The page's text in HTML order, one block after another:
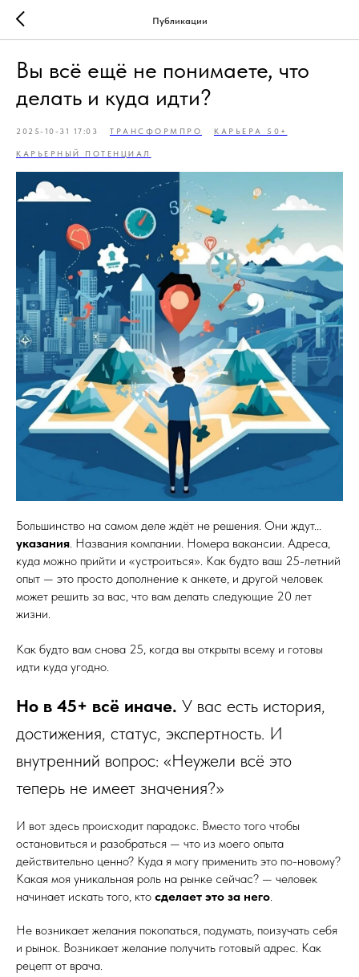
Публикации
Вы всё ещё не понимаете, что
делать и куда идти?
2025-10-31 17:03 ТРАНСФОРМПРО КАРЬЕРА 50+
КАРЬЕРНЫЙ ПОТЕНЦИАЛ
Большинство на самом деле ждёт не решения. Они ждут...
указания . Названия компании. Номера вакансии. Адреса,
куда можно прийти и «устроиться». Как будто ваш 25-летний
опыт — это просто дополнение к анкете, и другой человек
может решить за вас, что вам делать следующие 20 лет
жизни.
Как будто вам снова 25, когда вы открыты всему и готовы
идти куда угодно.
Но в 45+ всё иначе. У вас есть история,
достижения, статус, экспертность. И
внутренний вопрос: «Неужели всё это
теперь не имеет значения?»
И вот здесь происходит парадокс. Вместо того чтобы
остановиться и разобраться — что из моего опыта
действительно ценно? Куда я могу применить это по-новому?
Какая моя уникальная роль на рынке сейчас? — человек
начинает искать того, кто сделает это за него
Не возникает желания покопаться, подумать, поизучать себя
и рынок. Возникает желание получить готовый адрес. Как
рецепт от врача.